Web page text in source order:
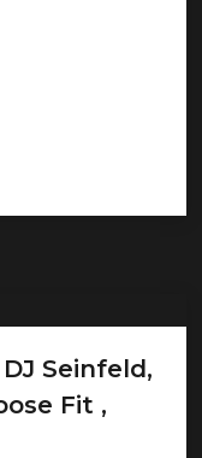
Seinfeld,
Fit ,